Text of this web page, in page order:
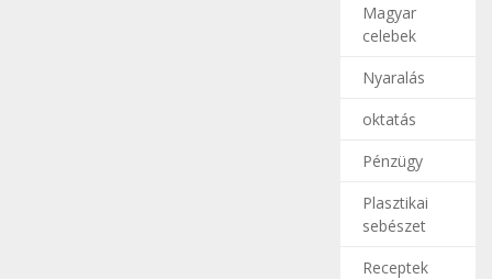
Magyar
celebek
Nyaralás
oktatás
Pénzügy
Plasztikai
sebészet
Receptek